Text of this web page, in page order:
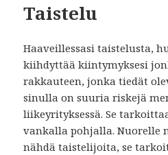
Taistelu
Haaveillessasi taistelusta,
kiihdyttää kiintymyksesi
rakkauteen, jonka tiedät
sinulla on suuria riskejä
liikeyrityksessä. Se
vankalla pohjalla. Nuorelle
nähdä taistelijoita, se